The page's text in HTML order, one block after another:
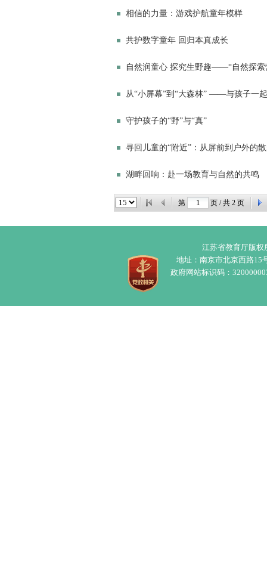
相信的力量：游戏护航童年模样
共护数字童年 回归本真成长
自然润童心 探究生野趣——“自然探索
从“小屏幕”到“大森林” ——与孩子一
守护孩子的“野”与“真”
寻回儿童的“附近”：从屏前到户外的
湖畔回响：赴一场教育与自然的共鸣
第 页 / 共 2 页
江苏省教育厅版权
地址：南京市北京西路15
政府网站标识码：